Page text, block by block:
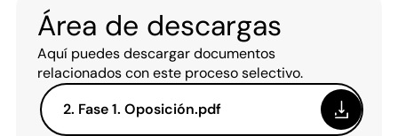
Área de descargas
Aquí puedes descargar documentos
relacionados con este proceso selectivo.
2. Fase 1. Oposición.pdf